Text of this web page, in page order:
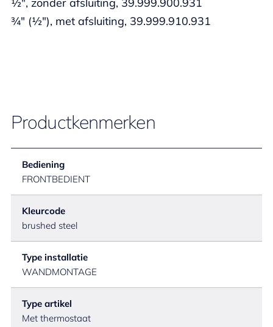
¾" (½"), met afsluiting, 39.999.910.931
Productkenmerken
Bediening
FRONTBEDIENT
Kleurcode
brushed steel
Type installatie
WANDMONTAGE
Type artikel
Met thermostaat